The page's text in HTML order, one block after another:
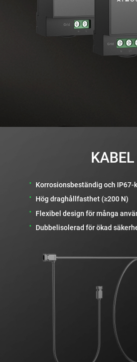
KABEL
•
Korrosionsbeständig och IP67-
•
Hög draghållfasthet (≥200 N)
•
Flexibel design för många
•
Dubbelisolerad för ökad